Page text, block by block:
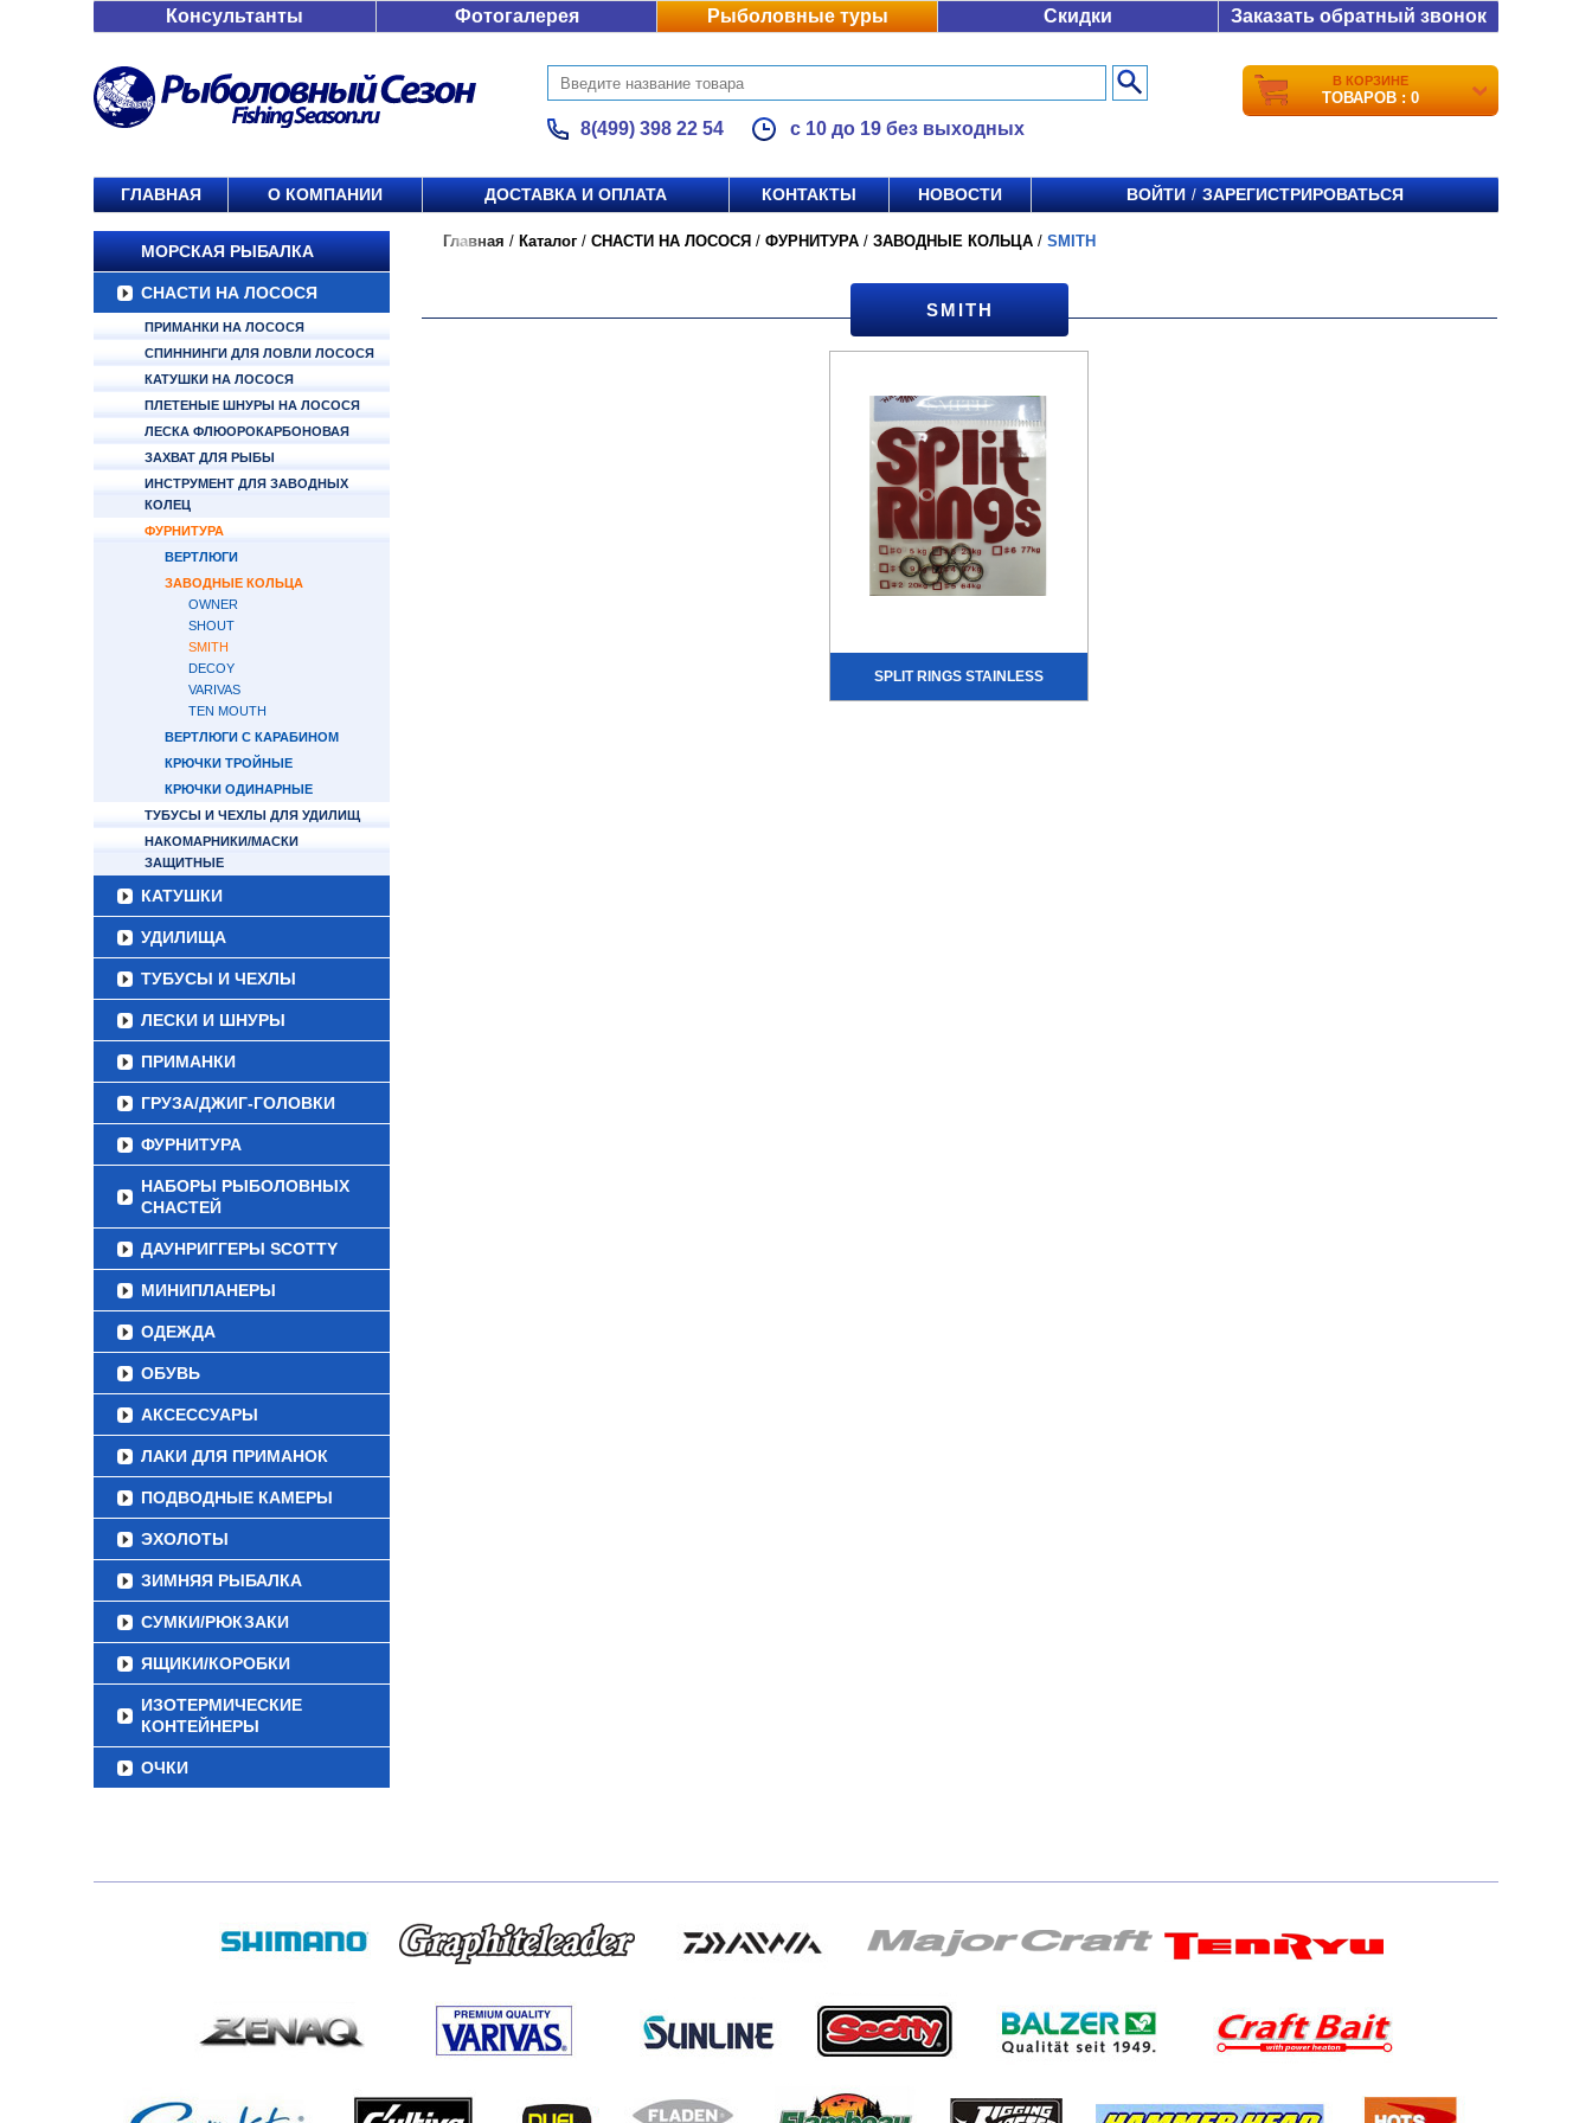
Консультанты Фотогалерея Рыболовные туры Скидки Заказать обратный звонок
8(499) 398 22 54 с 10 до 19 без выходных
В КОРЗИНЕ
ТОВАРОВ : 0
ГЛАВНАЯ О КОМПАНИИ ДОСТАВКА И ОПЛАТА КОНТАКТЫ НОВОСТИ ВОЙТИ / ЗАРЕГИСТРИРОВАТЬСЯ
МОРСКАЯ РЫБАЛКА
СНАСТИ НА ЛОСОСЯ
ПРИМАНКИ НА ЛОСОСЯ
СПИННИНГИ ДЛЯ ЛОВЛИ ЛОСОСЯ
КАТУШКИ НА ЛОСОСЯ
ПЛЕТЕНЫЕ ШНУРЫ НА ЛОСОСЯ
ЛЕСКА ФЛЮОРОКАРБОНОВАЯ
ЗАХВАТ ДЛЯ РЫБЫ
ИНСТРУМЕНТ ДЛЯ ЗАВОДНЫХ
КОЛЕЦ
ФУРНИТУРА
ВЕРТЛЮГИ
ЗАВОДНЫЕ КОЛЬЦА
OWNER
SHOUT
SMITH
DECOY
VARIVAS
TEN MOUTH
ВЕРТЛЮГИ С КАРАБИНОМ
КРЮЧКИ ТРОЙНЫЕ
КРЮЧКИ ОДИНАРНЫЕ
ТУБУСЫ И ЧЕХЛЫ ДЛЯ УДИЛИЩ
НАКОМАРНИКИ/МАСКИ
ЗАЩИТНЫЕ
КАТУШКИ
УДИЛИЩА
ТУБУСЫ И ЧЕХЛЫ
ЛЕСКИ И ШНУРЫ
ПРИМАНКИ
ГРУЗА/ДЖИГ-ГОЛОВКИ
ФУРНИТУРА
НАБОРЫ РЫБОЛОВНЫХ
СНАСТЕЙ
ДАУНРИГГЕРЫ SCOTTY
МИНИПЛАНЕРЫ
ОДЕЖДА
ОБУВЬ
АКСЕССУАРЫ
ЛАКИ ДЛЯ ПРИМАНОК
ПОДВОДНЫЕ КАМЕРЫ
ЭХОЛОТЫ
ЗИМНЯЯ РЫБАЛКА
СУМКИ/РЮКЗАКИ
ЯЩИКИ/КОРОБКИ
ИЗОТЕРМИЧЕСКИЕ
КОНТЕЙНЕРЫ
ОЧКИ
Главная / Каталог / СНАСТИ НА ЛОСОСЯ / ФУРНИТУРА / ЗАВОДНЫЕ КОЛЬЦА / SMITH
SMITH
SPLIT RINGS STAINLESS